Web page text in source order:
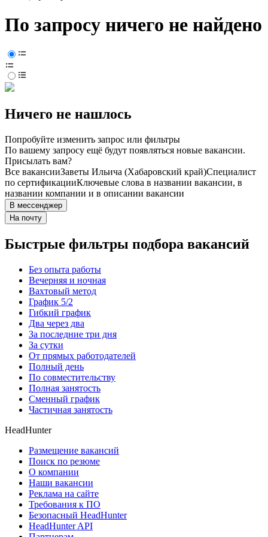
По запросу ничего не найдено
Ничего не нашлось
Попробуйте изменить запрос или фильтры
По вашему запросу ещё будут появляться новые вакансии.
Присылать вам?
Все вакансииЗаветы Ильича (Хабаровский край)Специалист
по сертификацииКлючевые слова в названии вакансии, в
названии компании и в описании вакансии
В мессенджер
На почту
Быстрые фильтры подбора вакансий
Без опыта работы
Вечерняя и ночная
Вахтовый метод
График 5/2
Гибкий график
Два через два
За последние три дня
За сутки
От прямых работодателей
Полный день
По совместительству
Полная занятость
Сменный график
Частичная занятость
HeadHunter
Размещение вакансий
Поиск по резюме
О компании
Наши вакансии
Реклама на сайте
Требования к ПО
Безопасный HeadHunter
HeadHunter API